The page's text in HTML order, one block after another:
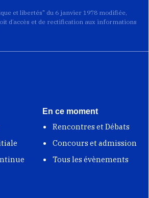
et libertés" du 6 janvier 1978 modifiée,
d’accès et de rectification aux informations
En ce moment
Rencontres et Débats
Concours et admission
Tous les évènements